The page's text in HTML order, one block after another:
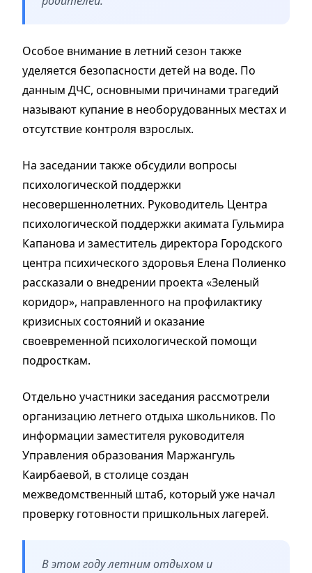
Особое внимание в летний сезон также
уделяется безопасности детей на воде. По
данным ДЧС, основными причинами трагедий
называют купание в необорудованных местах и
отсутствие контроля взрослых.
На заседании также обсудили вопросы
психологической поддержки
несовершеннолетних. Руководитель Центра
психологической поддержки акимата Гульмира
Капанова и заместитель директора Городского
центра психического здоровья Елена Полиенко
рассказали о внедрении проекта «Зеленый
коридор», направленного на профилактику
кризисных состояний и оказание
своевременной психологической помощи
подросткам.
Отдельно участники заседания рассмотрели
организацию летнего отдыха школьников. По
информации заместителя руководителя
Управления образования Маржангуль
Каирбаевой, в столице создан
межведомственный штаб, который уже начал
проверку готовности пришкольных лагерей.
В этом году летним отдыхом и